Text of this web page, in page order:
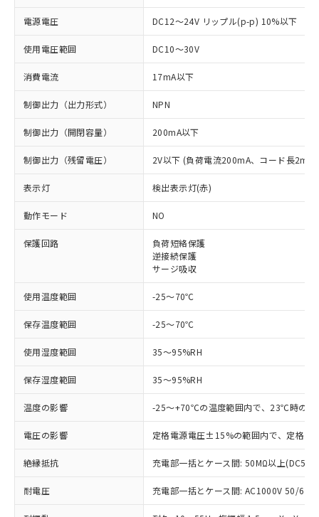
電源電圧 DC12～24V リップル(p-p) 10%以下
使用電圧範囲 DC10～30V
消費電流 17mA以下
制御出力（出力形式） NPN
制御出力（開閉容量） 200mA以下
制御出力（残留電圧） 2V以下 (負荷電流200mA、コード長2m時
表示灯 検出表示灯(赤)
動作モード NO
保護回路
負荷短絡保護
逆接続保護
サージ吸収
使用温度範囲 -25～70℃
保存温度範囲 -25～70℃
使用湿度範囲 35～95%RH
保存湿度範囲 35～95%RH
温度の影響 -25～+70℃の温度範囲内で、23℃時の
電圧の影響 定格電源電圧±15%の範囲内で、定格電
絶縁抵抗 充電部一括とケース間: 50MΩ以上
耐電圧 充電部一括とケース間: AC1000V 50/
ご利用条件
以下の条件をお読みいただき、同意のうえ
ご利用ください。
本サービスは、当社制御機器事業取扱
商品の当社在庫状況および標準価格
(税抜)を提供させていただくもので
当社制御機器事業取扱商品の中には、
本サービスの対象外となる商品もある
ことをご了承ください。
在庫状況および標準価格照会結果は、
記載している更新日時点での社内デー
タに基づき作成されるものであり、閲
対応済み：EU RoHS指令（10物質）の
非含有に対応した製品が提供可能な商品で
対応予定：EU RoHS指令（10物質）の非含
有に対応した製品に切り替える予定のある
対応予定なし：EU RoHS指令（10物質）の
非含有に非対応の商品で、対応品を出す予
定はありません。
非含有の対応状況を調査中または確認中の
商品です。
非該当品：ライセンス料など無形物で、有
害物質有無と関係のない商品です。
仕入先様の事情により、非含有部品として
いたものが、含有品と判明した場合などや
むを得ず変更することがあります。
*EU RoHS指令（10物質）：
※1 中国RoHS○×表
「○」：最大均質材料含有率が中国RoHSの
基準値以下であることを示します。
基準値を超えていることを示します。
「－」：未確認です。当社販売部門へお問
当社は、これら貴社製品のうち、外国
為替および外国貿易法に定める商品
（以下｢規制貨物等」という）を輸出
または国外への提供する場合は、日本